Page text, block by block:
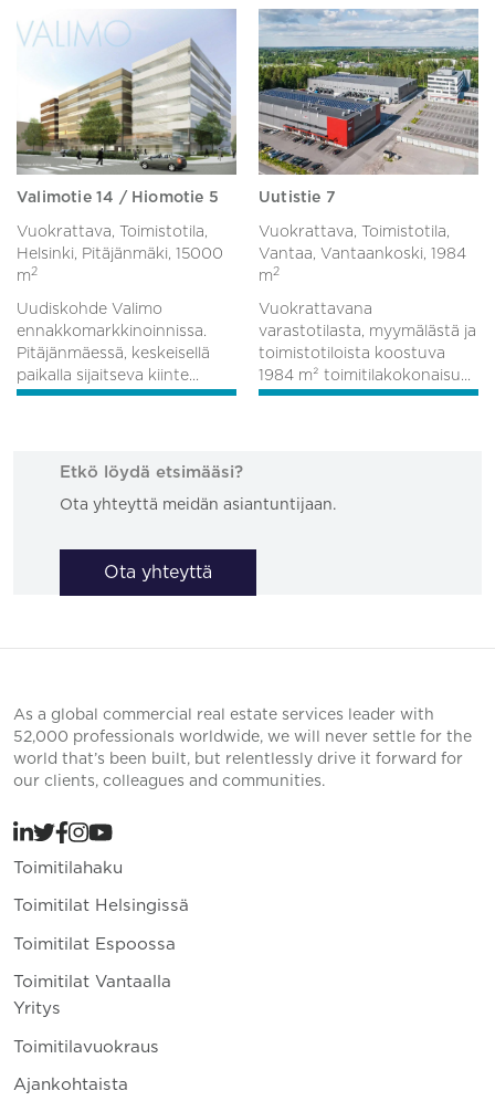
Valimotie 14 / Hiomotie 5
Vuokrattava, Toimistotila,
Helsinki, Pitäjänmäki, 15000
m 2
Uudiskohde Valimo
ennakkomarkkinoinnissa.
Pitäjänmäessä, keskeisellä
paikalla sijaitseva kiinte...
Uutistie 7
Vuokrattava, Toimistotila,
Vantaa, Vantaankoski, 1984
m 2
Vuokrattavana
varastotilasta, myymälästä ja
toimistotiloista koostuva
1984 m² toimitilakokonaisu...
Etkö löydä etsimääsi?
Ota yhteyttä meidän asiantuntijaan.
Ota yhteyttä
As a global commercial real estate services leader with
52,000 professionals worldwide, we will never settle for the
world that’s been built, but relentlessly drive it forward for
our clients, colleagues and communities.
Toimitilahaku
Toimitilat Helsingissä
Toimitilat Espoossa
Toimitilat Vantaalla
Yritys
Toimitilavuokraus
Ajankohtaista